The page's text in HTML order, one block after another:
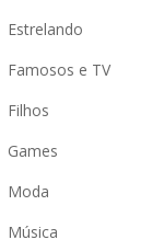
Estrelando
Famosos e TV
Filhos
Games
Moda
Música